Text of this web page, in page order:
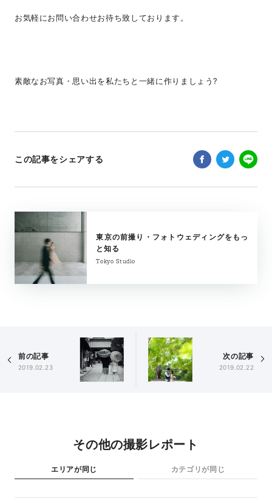
お気軽にお問い合わせお待ち致しております。
素敵なお写真・思い出を私たちと一緒に作りましょう?
この記事をシェアする
東京の前撮り・フォトウェディングをもっ
と知る
Tokyo Studio
前の記事
2019.02.23
次の記事
2019.02.22
その他の撮影レポート
エリアが同じ カテゴリが同じ